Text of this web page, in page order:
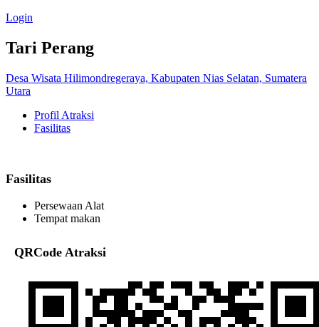
Login
Tari Perang
Desa Wisata Hilimondregeraya, Kabupaten Nias Selatan, Sumatera
Utara
Profil Atraksi
Fasilitas
Fasilitas
Persewaan Alat
Tempat makan
QRCode Atraksi